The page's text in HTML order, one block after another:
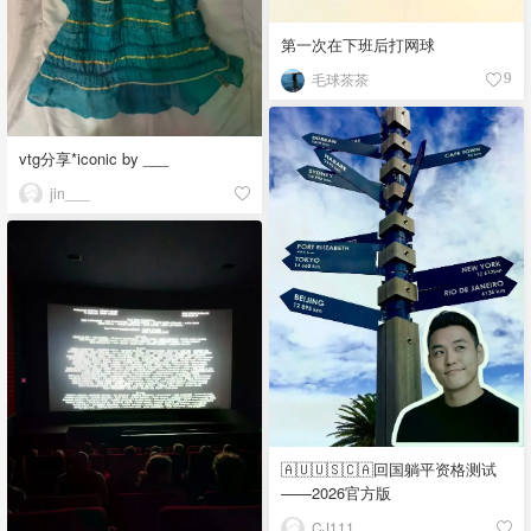
第一次在下班后打网球
毛球茶茶 9
vtg分享*iconic by ___
jin___
🇦🇺🇺🇸🇨🇦回国躺平资格测试
——2026官方版
CJ111